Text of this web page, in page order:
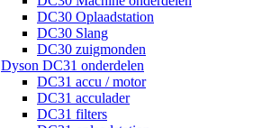
DC30 Oplaadstation
DC30 Slang
DC30 zuigmonden
Dyson DC31 onderdelen
DC31 accu / motor
DC31 acculader
DC31 filters